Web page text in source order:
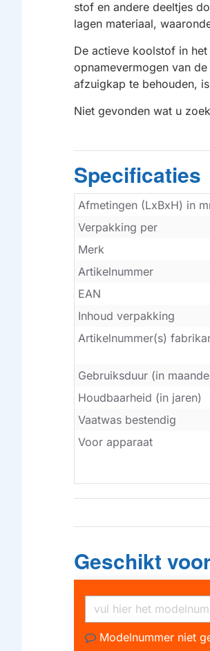
stof en andere deeltjes
lagen materiaal,
De actieve koolstof in
opnamevermogen van
afzuigkap te behouden,
Niet gevonden wat u
Specificaties
Afmetingen (LxBxH) in
Verpakking per
Merk
Artikelnummer
EAN
Inhoud verpakking
Artikelnummer(s)
Gebruiksduur (in
Houdbaarheid (in jaren)
Vaatwas bestendig
Voor apparaat
Geschikt voor
Modelnummer niet